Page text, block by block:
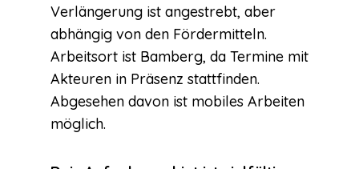
Verlängerung ist angestrebt, aber
abhängig von den Fördermitteln.
Arbeitsort ist Bamberg, da Termine mit
Akteuren in Präsenz stattfinden.
Abgesehen davon ist mobiles Arbeiten
möglich.